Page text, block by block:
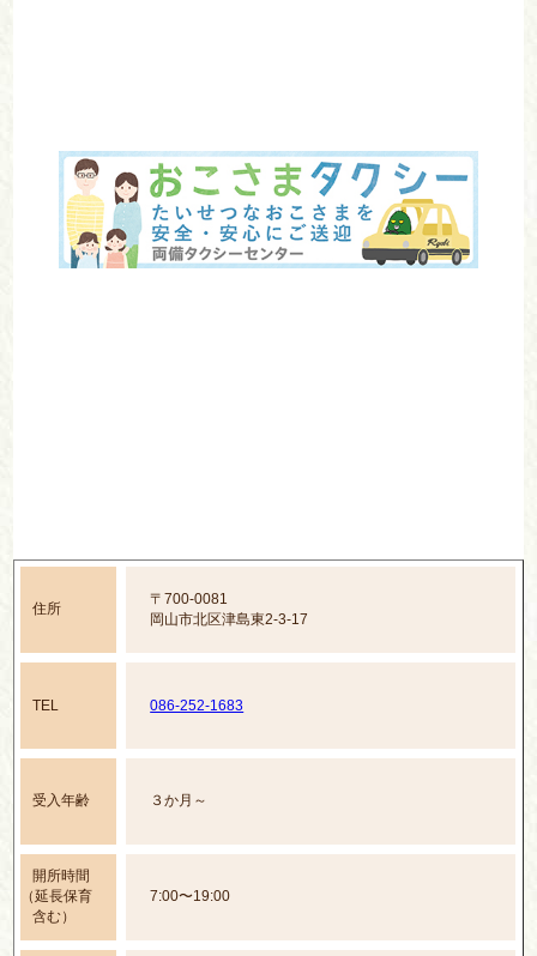
住所
〒700-0081
岡山市北区津島東2-3-17
TEL 086-252-1683
受入年齢 ３か月～
開所時間
（延長保育
含む）
7:00〜19:00